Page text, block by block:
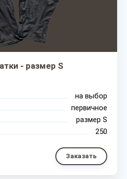
- размер S
на выбор
первичное
размер S
250
Заказать